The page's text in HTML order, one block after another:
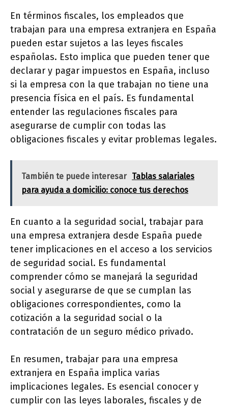
En términos fiscales, los empleados que
trabajan para una empresa extranjera en España
pueden estar sujetos a las leyes fiscales
españolas. Esto implica que pueden tener que
declarar y pagar impuestos en España, incluso
si la empresa con la que trabajan no tiene una
presencia física en el país. Es fundamental
entender las regulaciones fiscales para
asegurarse de cumplir con todas las
obligaciones fiscales y evitar problemas legales.
También te puede interesar Tablas salariales
para ayuda a domicilio: conoce tus derechos
En cuanto a la seguridad social, trabajar para
una empresa extranjera desde España puede
tener implicaciones en el acceso a los servicios
de seguridad social. Es fundamental
comprender cómo se manejará la seguridad
social y asegurarse de que se cumplan las
obligaciones correspondientes, como la
cotización a la seguridad social o la
contratación de un seguro médico privado.
En resumen, trabajar para una empresa
extranjera en España implica varias
implicaciones legales. Es esencial conocer y
cumplir con las leyes laborales, fiscales y de